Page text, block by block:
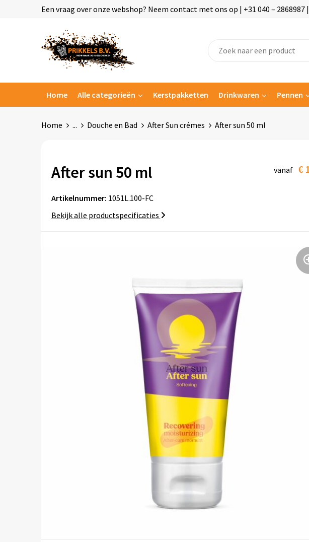
Een vraag over onze webshop? Neem contact met ons op | +31 040 –
Home Alle categorieën Kerstpakketten Drinkwaren Pennen
Home ... Douche en Bad After Sun crémes After sun 50 ml
After sun 50 ml vanaf €
Artikelnummer: 1051L.100-FC
Bekijk alle productspecificaties